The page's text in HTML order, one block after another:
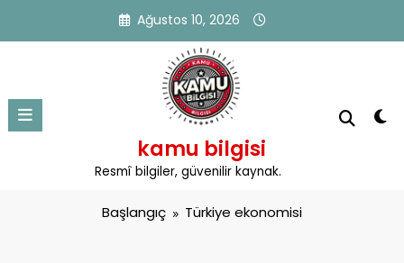
Ağustos 10, 2026
kamu bilgisi
Resmî bilgiler, güvenilir kaynak.
Etiket: Türkiye ekonomisi
Başlangıç Türkiye ekonomisi